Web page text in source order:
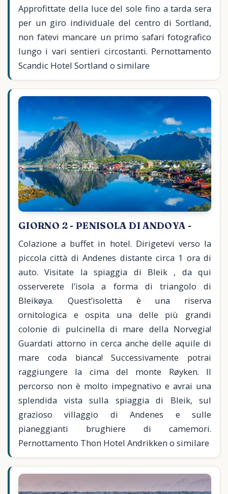
Approfittate della luce del sole fino a tarda sera
per un giro individuale del centro di Sortland,
non fatevi mancare un primo safari fotografico
lungo i vari sentieri circostanti. Pernottamento
Scandic Hotel Sortland o similare
GIORNO 2 - PENISOLA DI ANDOYA -
Colazione a buffet in hotel. Dirigetevi verso la
piccola città di Andenes distante circa 1 ora di
auto. Visitate la spiaggia di Bleik , da qui
osserverete l’isola a forma di triangolo di
Bleikøya. Quest’isoletta è una riserva
ornitologica e ospita una delle più grandi
colonie di pulcinella di mare della Norvegia!
Guardati attorno in cerca anche delle aquile di
mare coda bianca! Successivamente potrai
raggiungere la cima del monte Røyken. Il
percorso non è molto impegnativo e avrai una
splendida vista sulla spiaggia di Bleik, sul
grazioso villaggio di Andenes e sulle
pianeggianti brughiere di camemori.
Pernottamento Thon Hotel Andrikken o similare